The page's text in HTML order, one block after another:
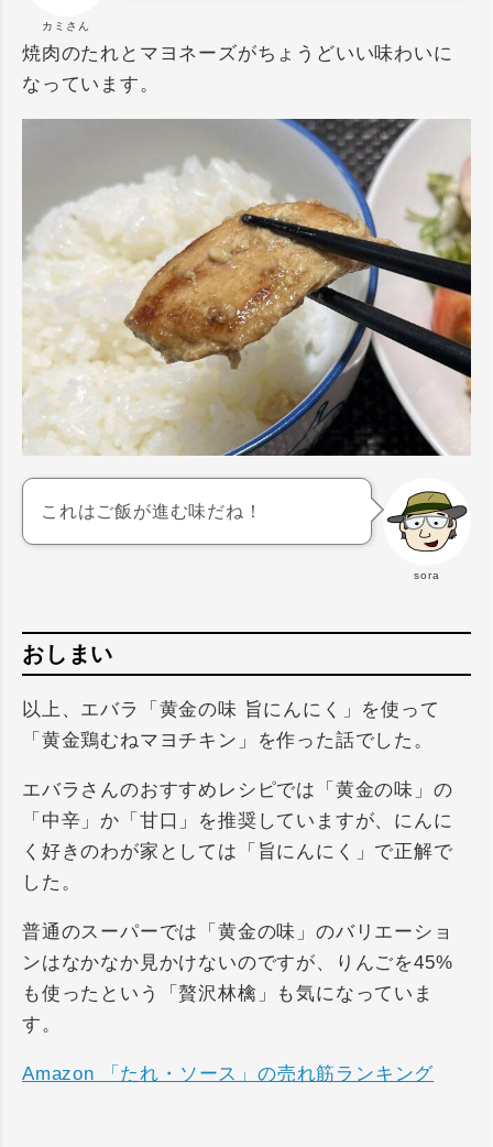
カミさん
焼肉のたれとマヨネーズがちょうどいい味わいに
なっています。
sora
これはご飯が進む味だね！
おしまい
以上、エバラ「黄金の味 旨にんにく」を使って
「黄金鶏むねマヨチキン」を作った話でした。
エバラさんのおすすめレシピでは「黄金の味」の
「中辛」か「甘口」を推奨していますが、にんに
く好きのわが家としては「旨にんにく」で正解で
した。
普通のスーパーでは「黄金の味」のバリエーショ
ンはなかなか見かけないのですが、りんごを45%
も使ったという「贅沢林檎」も気になっていま
す。
Amazon 「たれ・ソース」の売れ筋ランキング